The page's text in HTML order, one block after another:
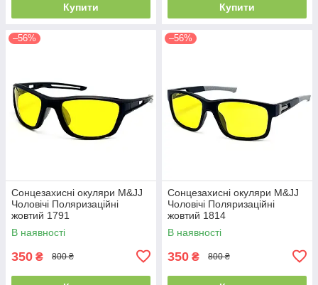
Купити Купити
–56%
Сонцезахисні окуляри M&JJ
Чоловічі Поляризаційні
жовтий 1791
В наявності
350 ₴ 800 ₴
–56%
Сонцезахисні окуляри M&JJ
Чоловічі Поляризаційні
жовтий 1814
В наявності
350 ₴ 800 ₴